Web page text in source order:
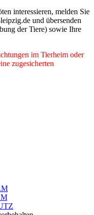
interessieren, melden Sie
und übersenden
der Tiere) sowie Ihre
im Tierheim oder
zugesicherten